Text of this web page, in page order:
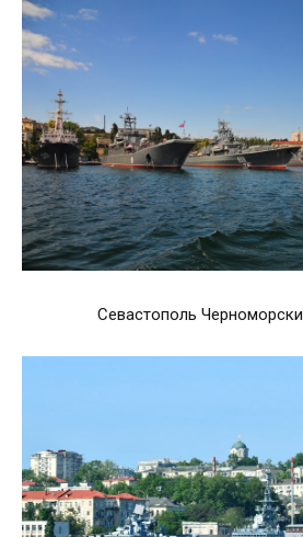
Севастополь